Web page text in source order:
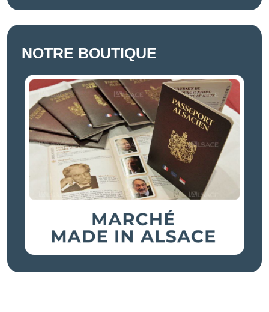
NOTRE BOUTIQUE